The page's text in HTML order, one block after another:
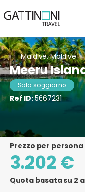
Maldive, Maldive
Meeru
Solo soggiorno
Ref ID:5667231
Prezzo per persona
3.202 €
Quota basata su 2